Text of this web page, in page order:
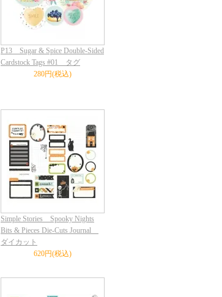
P13 Sugar & Spice Double-Sided
Cardstock Tags #01 タグ
280円(税込)
Simple Stories Spooky Nights
Bits & Pieces Die-Cuts Journal
ダイカット
620円(税込)